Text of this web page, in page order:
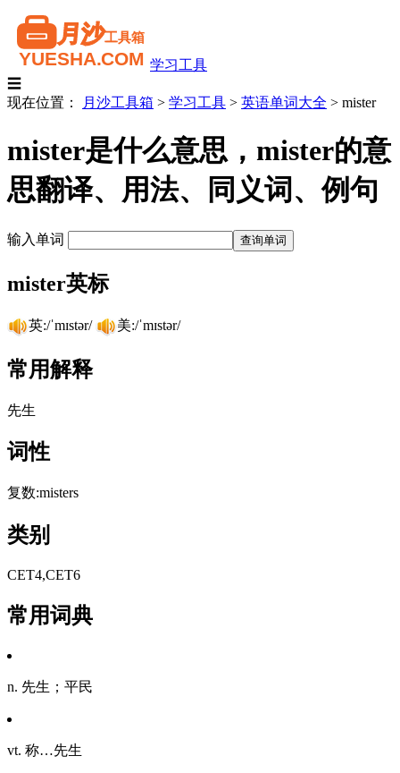
学习工具
☰
现在位置：
月沙工具箱 > 学习工具 > 英语单词大全 > mister
mister是什么意思，mister的意
思翻译、用法、同义词、例句
输入单词
mister英标
英:/ˈmɪstər/ 美:/ˈmɪstər/
常用解释
先生
词性
复数:misters
类别
CET4,CET6
常用词典
n. 先生；平民
vt. 称…先生